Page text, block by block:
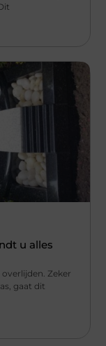
u alles
Zeker
gaat dit